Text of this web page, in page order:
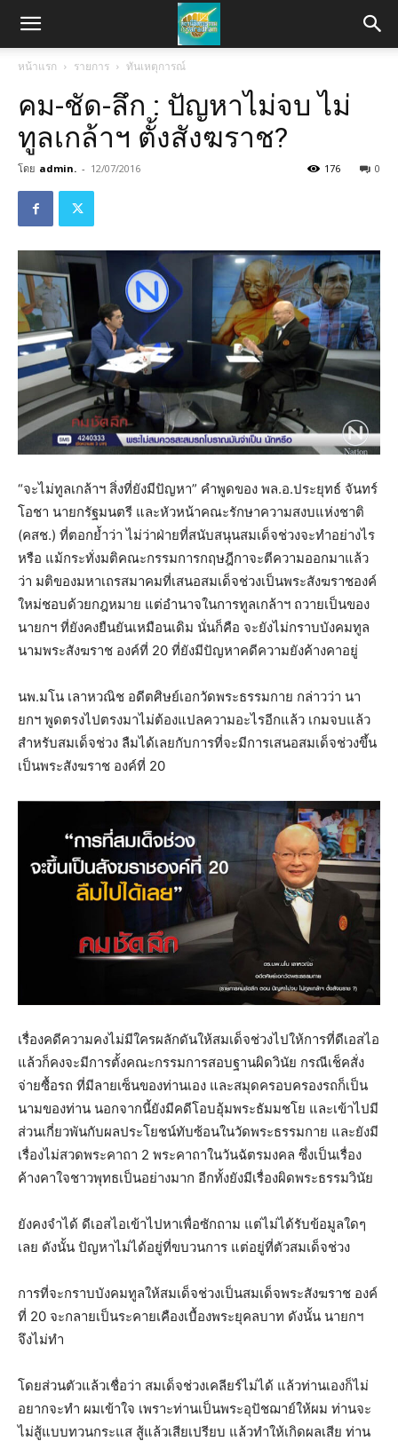
หน้าแรก รายการ ทันเหตุการณ์
คม-ชัด-ลึก : ปัญหาไม่จบ ไม่
ทูลเกล้าฯ ตั้งสังฆราช?
โดย admin. - 12/07/2016 0
176
“จะไม่ทูลเกล้าฯ สิ่งที่ยังมีปัญหา” คำพูดของ พล.อ.ประยุทธ์ จันทร์
โอชา นายกรัฐมนตรี และหัวหน้าคณะรักษาความสงบแห่งชาติ
(คสช.) ที่ตอกย้ำว่า ไม่ว่าฝ่ายที่สนับสนุนสมเด็จช่วงจะทำอย่างไร
หรือ แม้กระทั่งมติคณะกรรมการกฤษฎีกาจะตีความออกมาแล้ว
ว่า มติของมหาเถรสมาคมที่เสนอสมเด็จช่วงเป็นพระสังฆราชองค์
ใหม่ชอบด้วยกฎหมาย แต่อำนาจในการทูลเกล้าฯ ถวายเป็นของ
นายกฯ ที่ยังคงยืนยันเหมือนเดิม นั่นก็คือ จะยังไม่กราบบังคมทูล
นามพระสังฆราช องค์ที่ 20 ที่ยังมีปัญหาคดีความยังค้างคาอยู่
นพ.มโน เลาหวณิช อดีตศิษย์เอกวัดพระธรรมกาย กล่าวว่า นา
ยกฯ พูดตรงไปตรงมาไม่ต้องแปลความอะไรอีกแล้ว เกมจบแล้ว
สำหรับสมเด็จช่วง ลืมได้เลยกับการที่จะมีการเสนอสมเด็จช่วงขึ้น
เป็นพระสังฆราช องค์ที่ 20
เรื่องคดีความคงไม่มีใครผลักดันให้สมเด็จช่วงไปให้การที่ดีเอสไอ
แล้วก็คงจะมีการตั้งคณะกรรมการสอบฐานผิดวินัย กรณีเช็คสั่ง
จ่ายซื้อรถ ที่มีลายเซ็นของท่านเอง และสมุดครอบครองรถก็เป็น
นามของท่าน นอกจากนี้ยังมีคดีโอบอุ้มพระธัมมชโย และเข้าไปมี
ส่วนเกี่ยวพันกับผลประโยชน์ทับซ้อนในวัดพระธรรมกาย และยังมี
เรื่องไม่สวดพระคาถา 2 พระคาถาในวันฉัตรมงคล ซึ่งเป็นเรื่อง
ค้างคาใจชาวพุทธเป็นอย่างมาก อีกทั้งยังมีเรื่องผิดพระธรรมวินัย
ยังคงจำได้ ดีเอสไอเข้าไปหาเพื่อซักถาม แต่ไม่ได้รับข้อมูลใดๆ
เลย ดังนั้น ปัญหาไม่ได้อยู่ที่ขบวนการ แต่อยู่ที่ตัวสมเด็จช่วง
การที่จะกราบบังคมทูลให้สมเด็จช่วงเป็นสมเด็จพระสังฆราช องค์
ที่ 20 จะกลายเป็นระคายเคืองเบื้องพระยุคลบาท ดังนั้น นายกฯ
จึงไม่ทำ
โดยส่วนตัวแล้วเชื่อว่า สมเด็จช่วงเคลียร์ไม่ได้ แล้วท่านเองก็ไม่
อยากจะทำ ผมเข้าใจ เพราะท่านเป็นพระอุปัชฌาย์ให้ผม ท่านจะ
ไม่สู้แบบทวนกระแส สู้แล้วเสียเปรียบ แล้วทำให้เกิดผลเสีย ท่าน